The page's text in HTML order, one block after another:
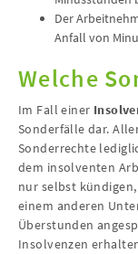
Der
Anfall von
Welche
Im Fall einer
Sonderfälle dar.
Sonderrechte
dem insolventen
nur selbst
einem anderen
Überstunden
Insolvenzen